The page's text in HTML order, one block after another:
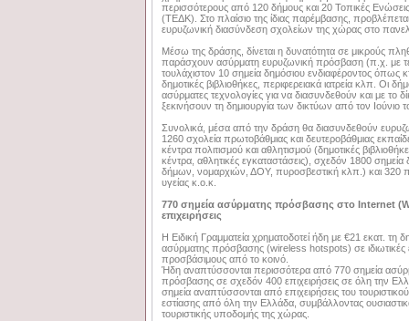
περισσότερους από 120 δήμους και 20 Τοπικές
(ΤΕΔΚ). Στο πλαίσιο της ίδιας παρέμβασης,
ευρυζωνική διασύνδεση σχολείων της χώρας στο
Μέσω της δράσης, δίνεται η δυνατότητα σε μικρούς
παράσχουν ασύρματη ευρυζωνική πρόσβαση (π.χ. με
τουλάχιστον 10 σημεία δημόσιου ενδιαφέροντος όπως
δημοτικές βιβλιοθήκες, περιφερειακά ιατρεία κλπ. Οι
ασύρματες τεχνολογίες για να διασυνδεθούν και με
ξεκινήσουν τη δημιουργία των δικτύων από τον Ιούνιο
Συνολικά, μέσα από την δράση θα διασυνδεθούν
1260 σχολεία πρωτοβάθμιας και δευτεροβάθμιας
κέντρα πολιτισμού και αθλητισμού (δημοτικές
κέντρα, αθλητικές εγκαταστάσεις), σχεδόν 1800
δήμων, νομαρχιών, ΔΟΥ, πυροσβεστική κλπ.) και 320
υγείας κ.ο.κ.
770 σημεία ασύρματης πρόσβασης στο Internet
επιχειρήσεις
H Ειδική Γραμματεία χρηματοδοτεί ήδη με €21 εκατ. τη
ασύρματης πρόσβασης (wireless hotspots) σε ιδιωτικές
προσβάσιμους από το κοινό.
Ήδη αναπτύσσονται περισσότερα από 770 σημεία
πρόσβασης σε σχεδόν 400 επιχειρήσεις σε όλη την
σημεία αναπτύσσονται από επιχειρήσεις του
εστίασης από όλη την Ελλάδα, συμβάλλοντας
τουριστικής υποδομής της χώρας.